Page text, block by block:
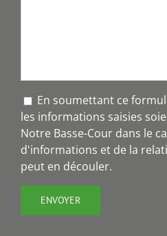
En soumettant ce
les informations saisies
Notre Basse-Cour dans le
d'informations et de la
peut en découler.